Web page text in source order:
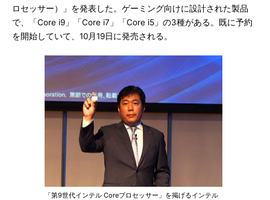
ロセッサー）」を発表した。ゲーミング向けに設計された製品
で、「Core i9」「Core i7」「Core i5」の3種がある。既に予約
を開始していて、10月19日に発売される。
「第9世代インテル Coreプロセッサー」を掲げるインテル